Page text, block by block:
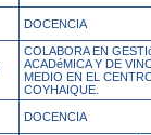
DOCENCIA
COLABORA EN
ACADéMICA Y DE
MEDIO EN EL
COYHAIQUE.
DOCENCIA